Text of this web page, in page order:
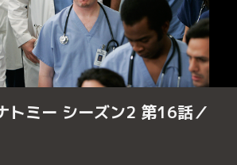
トミー シーズン2 第16話／